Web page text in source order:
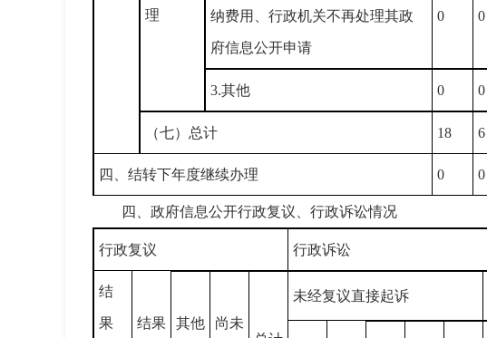
理 纳费用、行政机关不再处理其政
府信息公开申请
0 0
3.其他 0 0
（七）总计 18 6
四、结转下年度继续办理 0 0
四、政府信息公开行政复议、行政诉讼情况
行政复议 行政诉讼
结
果 结果 其他
尚未
未经复议直接起诉